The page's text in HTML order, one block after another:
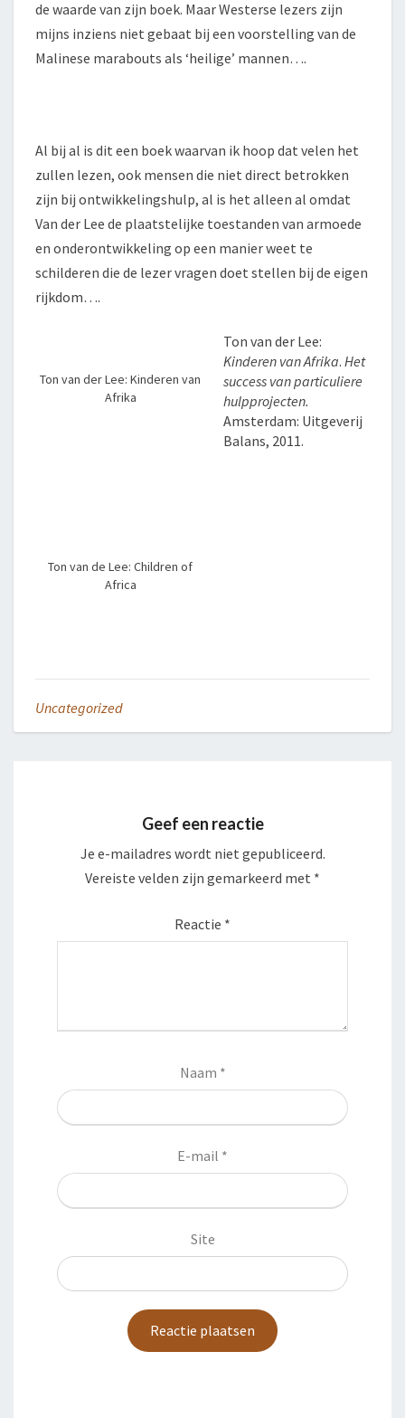
de waarde van zijn boek. Maar Westerse lezers zijn
mijns inziens niet gebaat bij een voorstelling van de
Malinese marabouts als ‘heilige’ mannen….
Al bij al is dit een boek waarvan ik hoop dat velen het
zullen lezen, ook mensen die niet direct betrokken
zijn bij ontwikkelingshulp, al is het alleen al omdat
Van der Lee de plaatstelijke toestanden van armoede
en onderontwikkeling op een manier weet te
schilderen die de lezer vragen doet stellen bij de eigen
rijkdom….
Ton van der Lee: Kinderen van
Afrika
Ton van der Lee:
Kinderen van Afrika. Het
success van particuliere
hulpprojecten.
Amsterdam: Uitgeverij
Balans, 2011.
Ton van de Lee: Children of
Africa
Uncategorized
Geef een reactie
Je e-mailadres wordt niet gepubliceerd.
Vereiste velden zijn gemarkeerd met *
Reactie *
Naam *
E-mail *
Site